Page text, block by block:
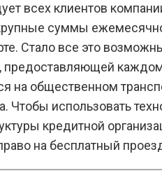
всех клиентов
суммы
Стало все это
предоставляющей
на общественном
использовать
кредитной
на бесплатный